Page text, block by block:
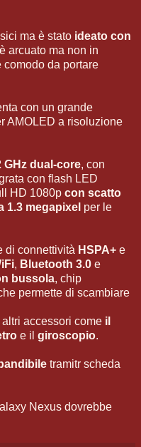
ma è stato ideato con
arcuato ma non in
comodo da portare
con un grande
AMOLED a risoluzione
GHz dual-core, con
con flash LED
HD 1080p con scatto
1.3 megapixel per le
di connettività HSPA+ e
, Bluetooth 3.0 e
bussola, chip
permette di scambiare
accessori come il
e il giroscopio.
tramitr scheda
Nexus dovrebbe